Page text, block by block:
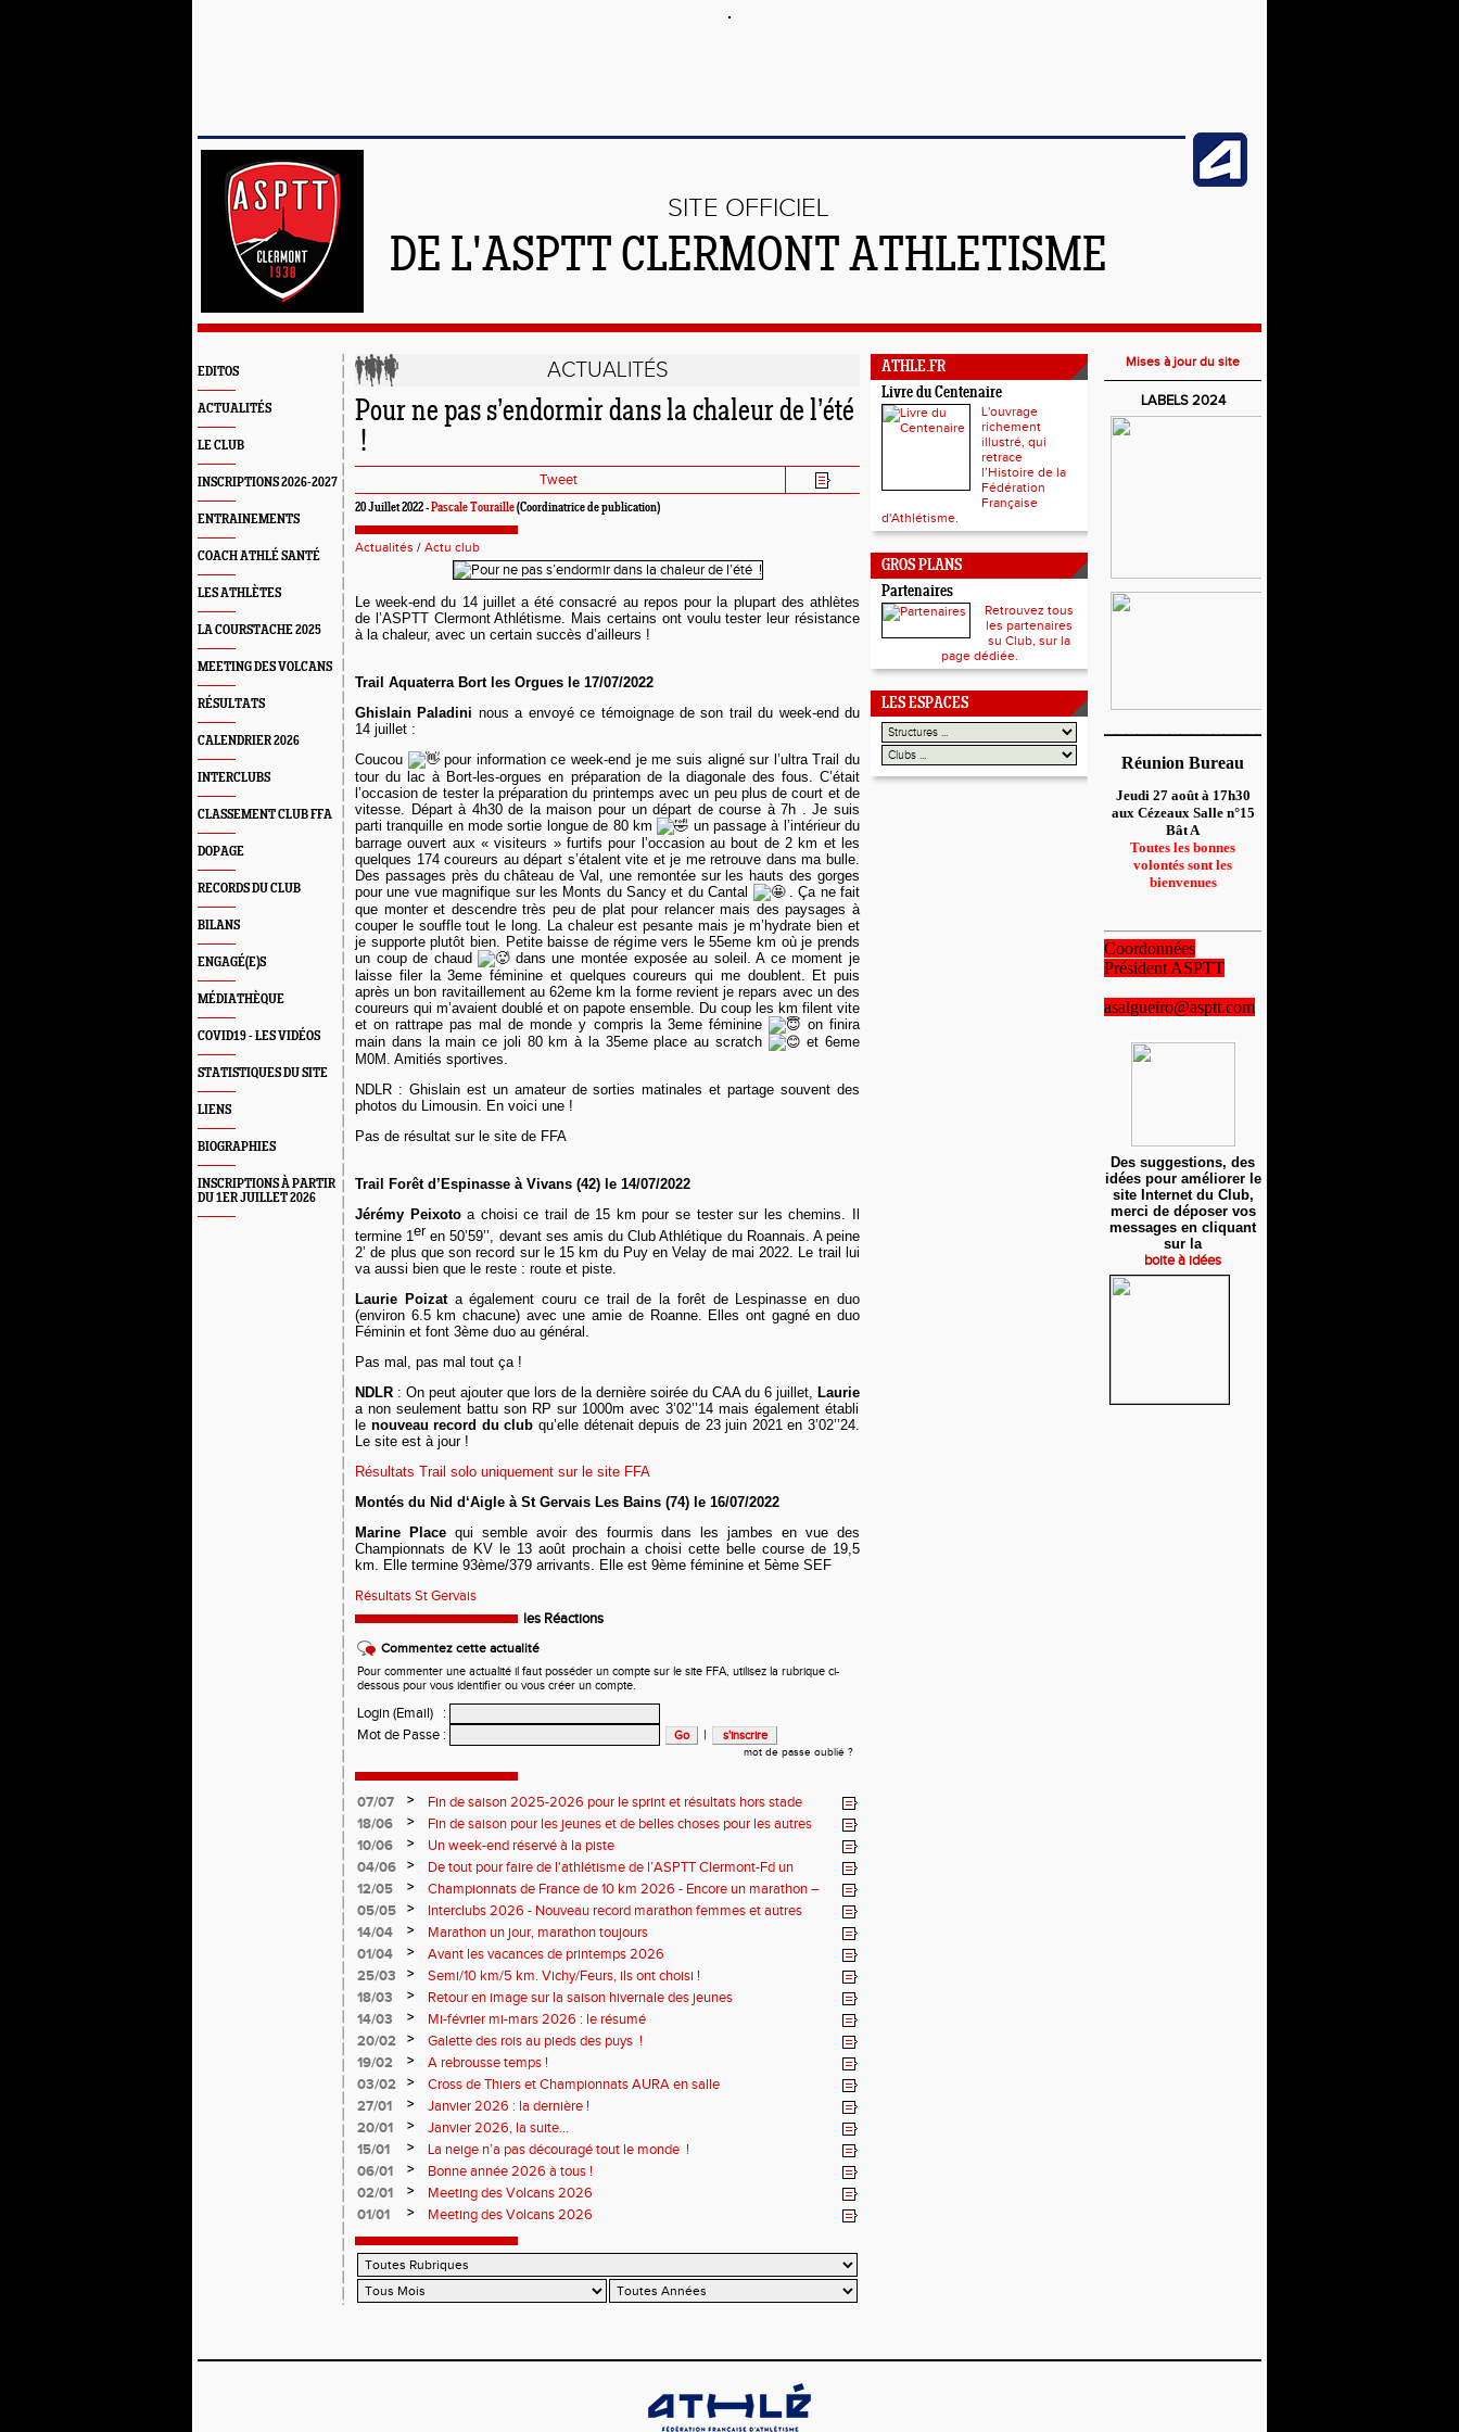
SITE OFFICIEL
DE L'ASPTT CLERMONT ATHLETISME
EDITOS
ACTUALITÉS
LE CLUB
INSCRIPTIONS 2026-2027
ENTRAINEMENTS
COACH ATHLÉ SANTÉ
LES ATHLÈTES
LA COURSTACHE 2025
MEETING DES VOLCANS
RÉSULTATS
CALENDRIER 2026
INTERCLUBS
CLASSEMENT CLUB FFA
DOPAGE
RECORDS DU CLUB
BILANS
ENGAGÉ(E)S
MÉDIATHÈQUE
COVID19 - LES VIDÉOS
STATISTIQUES DU SITE
LIENS
BIOGRAPHIES
INSCRIPTIONS À PARTIR
DU 1ER JUILLET 2026
ACTUALITÉS
Pour ne pas s’endormir dans la chaleur de l’été
!
Tweet
20 Juillet 2022 -Pascale Touraille(Coordinatrice de publication)
Actualités / Actu club
Le week-end du 14 juillet a été consacré au repos pour la plupart des athlètes
de l’ASPTT Clermont Athlétisme. Mais certains ont voulu tester leur résistance
à la chaleur, avec un certain succès d’ailleurs !
Trail Aquaterra Bort les Orgues le 17/07/2022
Ghislain Paladini nous a envoyé ce témoignage de son trail du week-end du
14 juillet :
Coucou
pour information ce week-end je me suis aligné sur l’ultra Trail du
tour du lac à Bort-les-orgues en préparation de la diagonale des fous. C’était
l’occasion de tester la préparation du printemps avec un peu plus de court et de
vitesse. Départ à 4h30 de la maison pour un départ de course à 7h . Je suis
parti tranquille en mode sortie longue de 80 km
un passage à l’intérieur du
barrage ouvert aux « visiteurs » furtifs pour l’occasion au bout de 2 km et les
quelques 174 coureurs au départ s’étalent vite et je me retrouve dans ma bulle.
Des passages près du château de Val, une remontée sur les hauts des gorges
pour une vue magnifique sur les Monts du Sancy et du Cantal
. Ça ne fait
que monter et descendre très peu de plat pour relancer mais des paysages à
couper le souffle tout le long. La chaleur est pesante mais je m’hydrate bien et
je supporte plutôt bien. Petite baisse de régime vers le 55eme km où je prends
un coup de chaud
dans une montée exposée au soleil. A ce moment je
laisse filer la 3eme féminine et quelques coureurs qui me doublent. Et puis
après un bon ravitaillement au 62eme km la forme revient je repars avec un des
coureurs qui m’avaient doublé et on papote ensemble. Du coup les km filent vite
et on rattrape pas mal de monde y compris la 3eme féminine
on finira
main dans la main ce joli 80 km à la 35eme place au scratch
et 6eme
M0M. Amitiés sportives.
NDLR : Ghislain est un amateur de sorties matinales et partage souvent des
photos du Limousin. En voici une !
Pas de résultat sur le site de FFA
Trail Forêt d’Espinasse à Vivans (42) le 14/07/2022
Jérémy Peixoto a choisi ce trail de 15 km pour se tester sur les chemins. Il
termine 1er en 50’59’’, devant ses amis du Club Athlétique du Roannais. A peine
2’ de plus que son record sur le 15 km du Puy en Velay de mai 2022. Le trail lui
va aussi bien que le reste : route et piste.
Laurie Poizataégalement couru cetrail de la forêt de Lespinasse en duo
(environ 6.5 km chacune) avec une amie de Roanne. Elles ont gagné en duo
Féminin et font 3ème duo au général.
Pas mal, pas mal tout ça !
NDLR : On peut ajouter que lors de la dernière soirée du CAA du 6 juillet, Laurie
a non seulement battu son RP sur 1000m avec 3’02’’14 mais également établi
le nouveau record du club qu’elle détenait depuis de 23 juin 2021 en 3’02’’24.
Le site est à jour !
Résultats Trail solo uniquement sur le site FFA
Montés du Nid d‘Aigle à St Gervais Les Bains (74) le 16/07/2022
Marine Place qui semble avoir des fourmis dans les jambes en vue des
Championnats de KV le 13 août prochain a choisi cette belle course de 19,5
km. Elle termine 93ème/379 arrivants. Elle est 9ème féminine et 5ème SEF
Résultats St Gervais
les Réactions
Commentez cette actualité
Pour commenter une actualité il faut posséder un compte sur le site FFA, utilisez la rubrique ci-
dessous pour vous identifier ou vous créer un compte.
Login (Email)
:
Mot de Passe : |
mot de passe oublié ?
07/07 >
Fin de saison 2025-2026 pour le sprint et résultats hors stade
18/06
>
Fin de saison pour les jeunes et de belles choses pour les autres
10/06
>
Un week-end réservé à la piste
04/06
>
De tout pour faire de l'athlétisme de l’ASPTT Clermont-Fd un
monde souriant
12/05 >
Championnats de France de 10 km 2026 - Encore un marathon –
Soirées piste
05/05 >
Interclubs 2026 - Nouveau record marathon femmes et autres
résultats
14/04 >
Marathon un jour, marathon toujours
01/04
>
Avant les vacances de printemps 2026
25/03
>
Semi/10 km/5 km. Vichy/Feurs, ils ont choisi !
18/03
>
Retour en image sur la saison hivernale des jeunes
14/03
>
Mi-février mi-mars 2026 : le résumé
20/02
>
Galette des rois au pieds des puys !
19/02
>
A rebrousse temps !
03/02
>
Cross de Thiers et Championnats AURA en salle
27/01
>
Janvier 2026 : la dernière !
20/01
>
Janvier 2026, la suite...
15/01
>
La neige n’a pas découragé tout le monde !
06/01
>
Bonne année 2026 à tous !
02/01
>
Meeting des Volcans 2026
01/01
> Meeting des Volcans 2026
ATHLE.FR
Livre du Centenaire
L'ouvrage
richement
illustré, qui
retrace
l’Histoire de la
Fédération
Française
d'Athlétisme.
GROS PLANS
Partenaires
Retrouvez tous
les partenaires
su Club, sur la
page dédiée.
LES ESPACES
Mises à jour du site
LABELS 2024
Réunion Bureau
Jeudi 27 août à 17h30
aux Cézeaux Salle n°15
Bât A
Toutes les bonnes
volontés sont les
bienvenues
Coordonnées
Président ASPTT
asalgueiro@asptt.com
Des suggestions, des
idées pour améliorer le
site Internet du Club,
merci de déposer vos
messages en cliquant
sur la
boite à idées